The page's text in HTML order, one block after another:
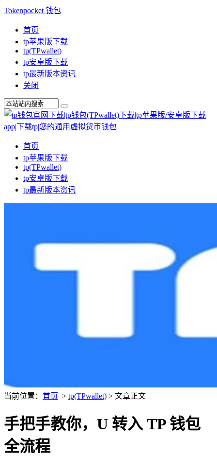
Tokenpocket 钱包
首页
tp苹果版下载
tp(TPwallet)
tp安卓版下载
tp最新版本资讯
关闭
首页
tp苹果版下载
tp(TPwallet)
tp安卓版下载
tp最新版本资讯
当前位置： 首页 > tp(TPwallet) > 文章正文
手把手教你，U 转入 TP 钱包
全流程